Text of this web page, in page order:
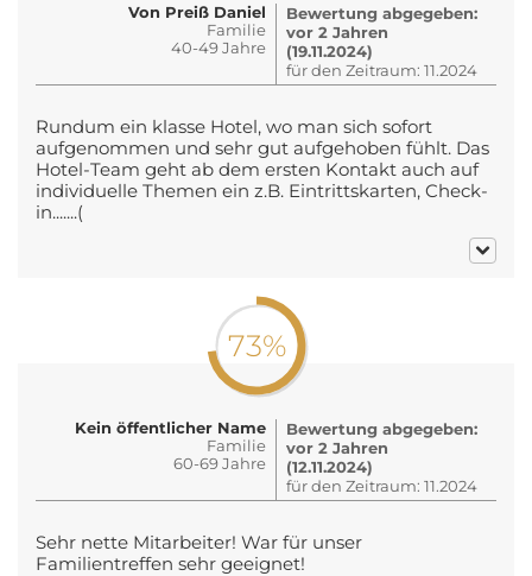
Von Preiß Daniel
Familie
40-49 Jahre
Bewertung abgegeben:
vor 2 Jahren
(19.11.2024)
für den Zeitraum: 11.2024
Rundum ein klasse Hotel, wo man sich sofort
aufgenommen und sehr gut aufgehoben fühlt. Das
Hotel-Team geht ab dem ersten Kontakt auch auf
individuelle Themen ein z.B. Eintrittskarten, Check-
in.......(
73%
Kein öffentlicher Name
Familie
60-69 Jahre
Bewertung abgegeben:
vor 2 Jahren
(12.11.2024)
für den Zeitraum: 11.2024
Sehr nette Mitarbeiter! War für unser
Familientreffen sehr geeignet!